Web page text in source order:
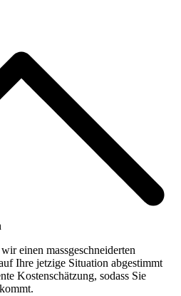
einen massgeschneiderten
Ihre jetzige Situation abgestimmt
Kostenschätzung, sodass Sie